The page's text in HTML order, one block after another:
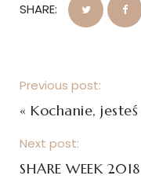
SHARE:
Previous post:
« Kochanie,
Next post:
SHARE WEEK